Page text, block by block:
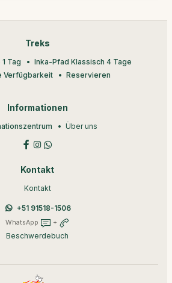
Treks
Tag
Inka-Pfad Klassisch 4 Tage
Verfügbarkeit
Reservieren
Informationen
Über uns
Kontakt
Kontakt
+51 91518-1506
WhatsApp +
Beschwerdebuch